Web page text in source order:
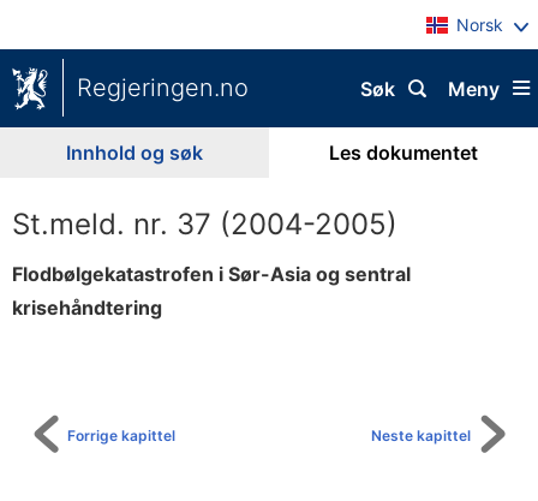
Norsk
Regjeringen.no Meny
Søk
Innhold og søk Les dokumentet
St.meld. nr. 37 (2004-2005)
Flodbølgekatastrofen i Sør-Asia og sentral
krisehåndtering
Neste kapittel
Forrige kapittel